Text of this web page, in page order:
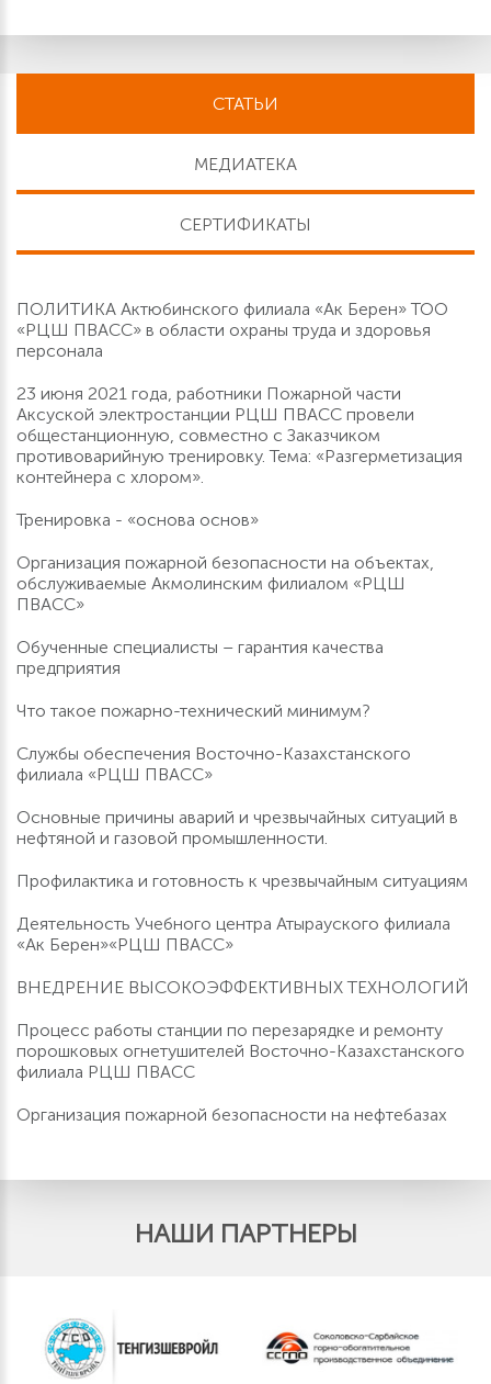
СТАТЬИ
МЕДИАТЕКА
СЕРТИФИКАТЫ
ПОЛИТИКА Актюбинского филиала «Ак Берен» ТОО
«РЦШ ПВАСС» в области охраны труда и здоровья
персонала
23 июня 2021 года, работники Пожарной части
Аксуской электростанции РЦШ ПВАСС провели
общестанционную, совместно с Заказчиком
противоварийную тренировку. Тема: «Разгерметизация
контейнера с хлором».
Тренировка - «основа основ»
Организация пожарной безопасности на объектах,
обслуживаемые Акмолинским филиалом «РЦШ
ПВАСС»
Обученные специалисты – гарантия качества
предприятия
Что такое пожарно-технический минимум?
Службы обеспечения Восточно-Казахстанского
филиала «РЦШ ПВАСС»
Основные причины аварий и чрезвычайных ситуаций в
нефтяной и газовой промышленности.
Профилактика и готовность к чрезвычайным ситуациям
Деятельность Учебного центра Атырауского филиала
«Ак Берен»«РЦШ ПВАСС»
ВНЕДРЕНИЕ ВЫСОКОЭФФЕКТИВНЫХ ТЕХНОЛОГИЙ
Процесс работы станции по перезарядке и ремонту
порошковых огнетушителей Восточно-Казахстанского
филиала РЦШ ПВАСС
Организация пожарной безопасности на нефтебазах
НАШИ ПАРТНЕРЫ